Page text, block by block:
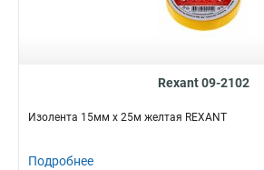
Rexant 09-2102
Изолента 15мм х 25м желтая REXANT
Подробнее